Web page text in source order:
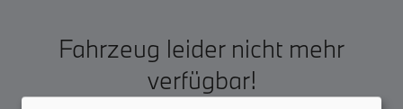
Fahrzeug leider nicht mehr
verfügbar!